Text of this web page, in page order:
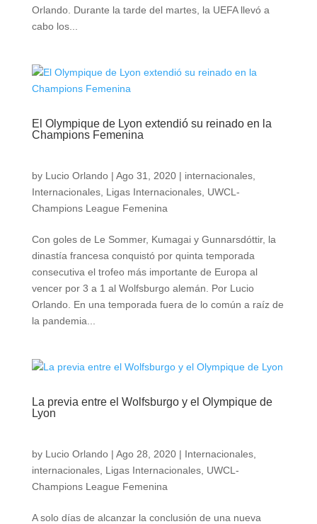
Orlando. Durante la tarde del martes, la UEFA llevó a
cabo los...
El Olympique de Lyon extendió su reinado en la
Champions Femenina
by Lucio Orlando| Ago 31, 2020| internacionales,
Internacionales, Ligas Internacionales, UWCL-
Champions League Femenina
Con goles de Le Sommer, Kumagai y Gunnarsdóttir, la
dinastía francesa conquistó por quinta temporada
consecutiva el trofeo más importante de Europa al
vencer por 3 a 1 al Wolfsburgo alemán. Por Lucio
Orlando. En una temporada fuera de lo común a raíz de
la pandemia...
La previa entre el Wolfsburgo y el Olympique de
Lyon
by Lucio Orlando| Ago 28, 2020| Internacionales,
internacionales, Ligas Internacionales, UWCL-
Champions League Femenina
A solo días de alcanzar la conclusión de una nueva